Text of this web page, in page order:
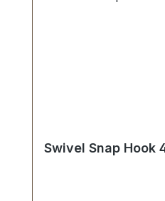
Swivel Snap Hook